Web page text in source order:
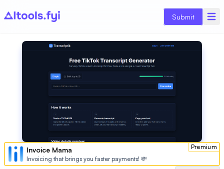
Submit
Premium
Invoice Mama
Invoicing that brings you faster payments! 💸